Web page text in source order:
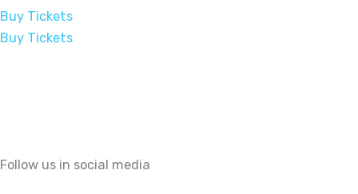
Buy Tickets
Buy Tickets
Follow us in social media